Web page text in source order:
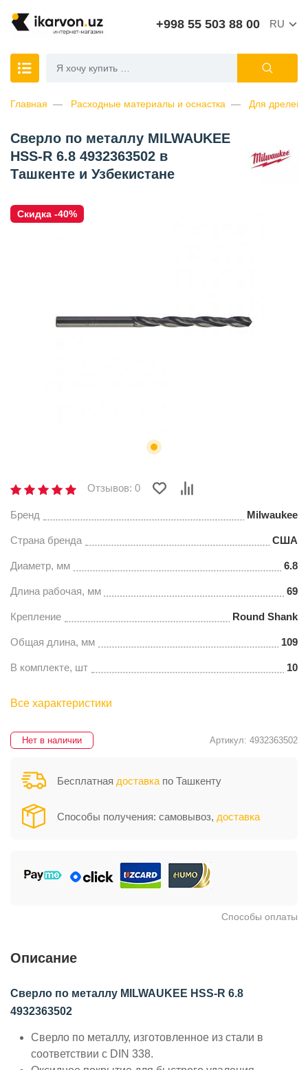
+998 55 503 88 00 RU
Главная Расходные материалы и оснастка Для дрелей
Сверло по металлу MILWAUKEE
HSS-R 6.8 4932363502 в
Ташкенте и Узбекистане
Скидка -40%
Отзывов: 0
Бренд Milwaukee
Страна бренда США
Диаметр, мм 6.8
Длина рабочая, мм 69
Крепление Round Shank
Общая длина, мм 109
В комплекте, шт 10
Все характеристики
Нет в наличии Артикул: 4932363502
Бесплатная доставка по Ташкенту
Способы получения: самовывоз, доставка
Способы оплаты
Описание
Сверло по металлу MILWAUKEE HSS-R 6.8
4932363502
Сверло по металлу, изготовленное из стали в
соответствии с DIN 338.